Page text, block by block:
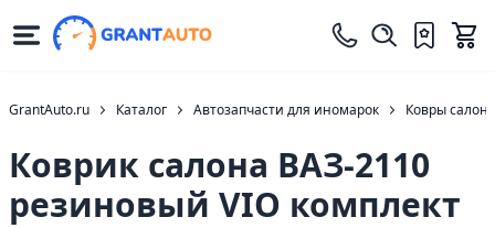
GrantAuto.ru Каталог Автозапчасти для иномарок Ковры салона
Коврик салона ВАЗ-2110
резиновый VIO комплект